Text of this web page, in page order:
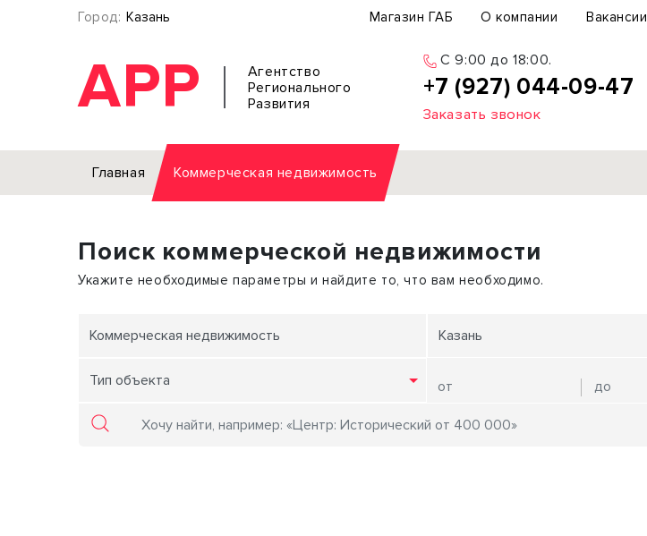
Город: Казань Магазин ГАБ О компании Вакансии
АРР
Агентство
Регионального
Развития
C 9:00 до 18:00.
+7 (927) 044-09-47
Заказать звонок
Главная Коммерческая недвижимость
Офис
Торговое помещение
Склад
Земельный участок
Отдельное здание
Бизнес-центр
Поиск коммерческой недвижимости
Укажите необходимые параметры и найдите то, что вам необходимо.
Коммерческая недвижимость Казань
Тип объекта